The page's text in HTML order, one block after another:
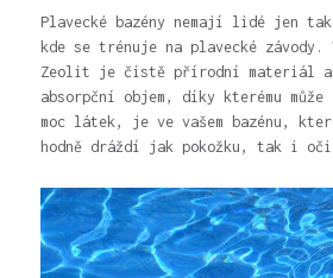
Plavecké bazény nemají lidé jen
kde se trénuje na plavecké
Zeolit je čistě přírodní materiál a
absorpční objem, díky kterému
moc látek, je ve vašem bazénu,
hodně dráždí jak pokožku, tak i